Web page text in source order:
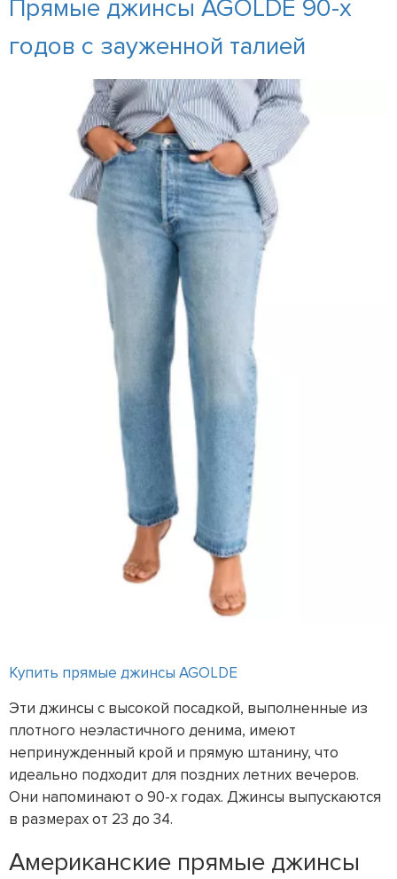
Прямые джинсы AGOLDE 90-х
годов с зауженной талией
Купить прямые джинсы AGOLDE
Эти джинсы с высокой посадкой, выполненные из
плотного неэластичного денима, имеют
непринужденный крой и прямую штанину, что
идеально подходит для поздних летних вечеров.
Они напоминают о 90-х годах. Джинсы выпускаются
в размерах от 23 до 34.
Американские прямые джинсы